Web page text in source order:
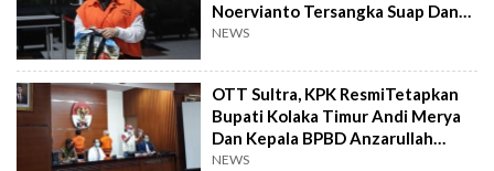
Noervianto Tersangka Suap Dana
PEN Kolaka Timur Rp 1,5 M
NEWS
OTT Sultra, KPK ResmiTetapkan
Bupati Kolaka Timur Andi Merya
Dan Kepala BPBD Anzarullah
Tersangka
NEWS